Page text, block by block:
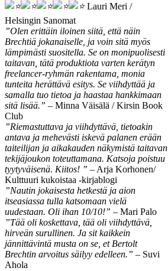
Lauri Meri /
Helsingin Sanomat
”Olen erittäin iloinen siitä, että näin
Brechtiä jokanaiselle, ja voin sitä myös
lämpimästi suositella. Se on monipuolisesti
taitavan, tätä produktiota varten kerätyn
freelancer-ryhmän rakentama, monia
tunteita herättävä esitys. Se viihdyttää ja
samalla tuo tietoa ja haastaa hankkimaan
sitä lisää.” – Minna Väisälä / Kirsin Book
Club
”Riemastuttava ja viihdyttävä, tietoakin
antava ja mehevästi iskevä palanen erään
taiteilijan ja aikakauden näkymistä taitavan
tekijäjoukon toteuttamana. Katsoja poistuu
tyytyväisenä. Kiitos! ” – Arja Korhonen/
Kulttuuri kukoistaa -kirjablogi
”Nautin jokaisesta hetkestä ja aion
itseasiassa tulla katsomaan vielä
uudestaan. Oli ihan 10/10!” – Mari Palo
”Tää oli koskettava, tää oli viihdyttävä,
hirveän surullinen. Ja sit kaikkein
jännittävintä musta on se, et Bertolt
Brechtin arvoitus säilyy edelleen.” – Suvi
Ahola